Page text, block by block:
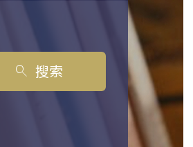
search 搜索